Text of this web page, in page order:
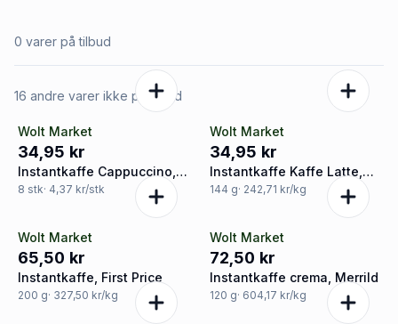
0 varer på tilbud
16 andre varer ikke på tilbud
Wolt Market
34,95 kr
Instantkaffe Cappuccino,
Nescafé
8 stk· 4,37 kr/stk
Wolt Market
34,95 kr
Instantkaffe Kaffe Latte,
Nescafé
144 g· 242,71 kr/kg
Wolt Market
65,50 kr
Instantkaffe, First Price
200 g· 327,50 kr/kg
Wolt Market
72,50 kr
Instantkaffe crema, Merrild
120 g· 604,17 kr/kg